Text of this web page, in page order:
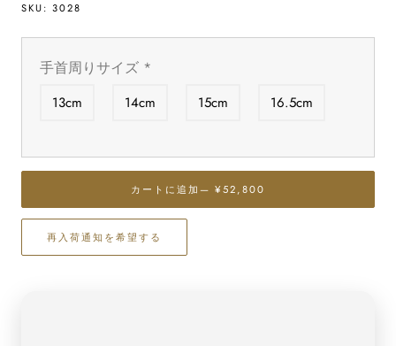
を
減
す
最
（5A）
ス
ラ
イ
ト
増
す
最
（5A）
ス
ギ
ラ
イ
ト
SKU: 3028
手首周りサイズ *
13cm 14cm 15cm 16.5cm
カートに追加— ¥52,800
再入荷通知を希望する